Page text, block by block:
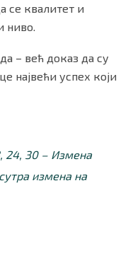
се квалитет и
ниво.
– већ доказ да су
највећи успех који
24, 30 – Измена
измена на
НАС